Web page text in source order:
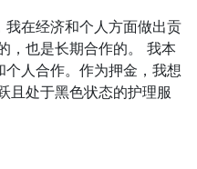
在经济和个人方面做出贡
，也是长期合作的。 我本
人合作。作为押金，我想
且处于黑色状态的护理服